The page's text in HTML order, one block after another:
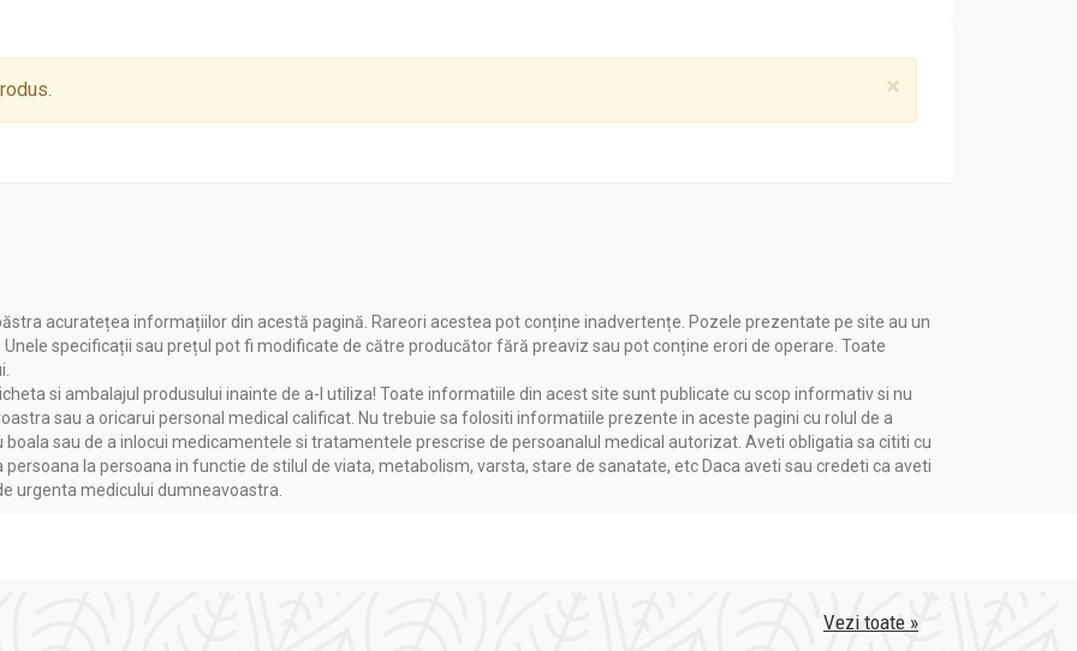
temperatura camerei, ferit de lumina directă a soarelui.
pe ambalaj.
×
acuratețea informațiilor din acestă pagină. Rareori acestea pot conține inadvertențe. Pozele prezentate pe site au un
specificații sau prețul pot fi modificate de către producător fără preaviz sau pot conține erori de operare. Toate
si ambalajul produsului inainte de a-l utiliza! Toate informatiile din acest site sunt publicate cu scop informativ si nu
sau a oricarui personal medical calificat. Nu trebuie sa folositi informatiile prezente in aceste pagini cu rolul de a
sau de a inlocui medicamentele si tratamentele prescrise de persoanalul medical autorizat. Aveti obligatia sa cititi cu
la persoana in functie de stilul de viata, metabolism, varsta, stare de sanatate, etc Daca aveti sau credeti ca aveti
urgenta medicului dumneavoastra.
Vezi toate »